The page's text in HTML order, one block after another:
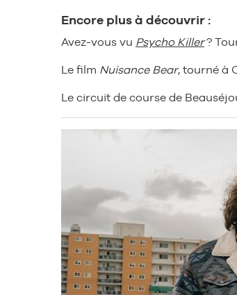
Encore plus à découvrir :
Avez-vous vu Psycho Killer?
Le film Nuisance Bear, tourné à
Le circuit de course de